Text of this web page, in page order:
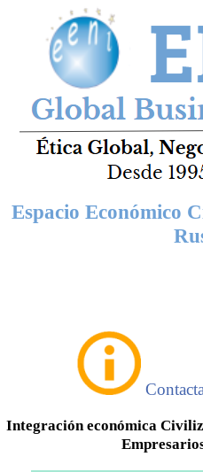
Espacio Económico
Integración económica